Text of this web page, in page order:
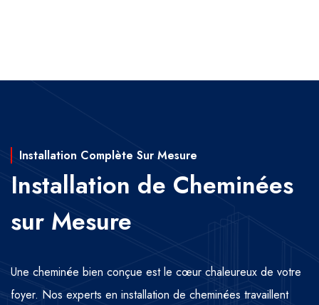
Installation Complète Sur Mesure
Installation de Cheminées
sur Mesure
Une cheminée bien conçue est le cœur chaleureux de votre
foyer. Nos experts en installation de cheminées travaillent